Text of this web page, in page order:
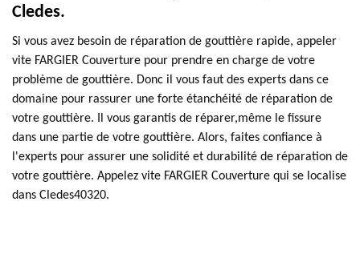
Cledes.
Si vous avez besoin de réparation de gouttière rapide, appeler
vite FARGIER Couverture pour prendre en charge de votre
problème de gouttière. Donc il vous faut des experts dans ce
domaine pour rassurer une forte étanchéité de réparation de
votre gouttière. Il vous garantis de réparer,même le fissure
dans une partie de votre gouttière. Alors, faites confiance à
l'experts pour assurer une solidité et durabilité de réparation de
votre gouttière. Appelez vite FARGIER Couverture qui se localise
dans Cledes40320.